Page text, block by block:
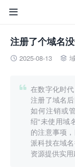

注册了个域名
 2025-08-13 
 在数字化时
注册了域名
如何注销或
绍“未使用域
的注意事项
派科技在域
资源提供实用